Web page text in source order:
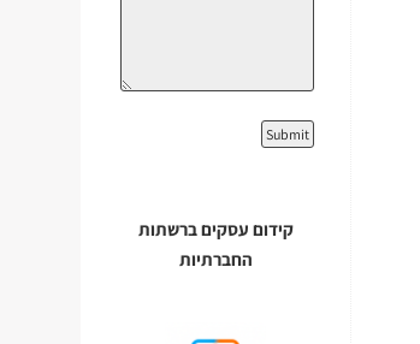
קידום עסקים ברשתות
החברתיות